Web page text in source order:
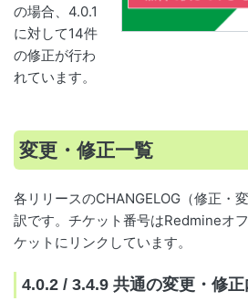
の場合、4.0.1
に対して14件
の修正が行わ
れています。
変更・修正一覧
各リリースのCHANGELOG（修正・
訳です。チケット番号はRedmineオ
ケットにリンクしています。
4.0.2 / 3.4.9 共通の変更・修